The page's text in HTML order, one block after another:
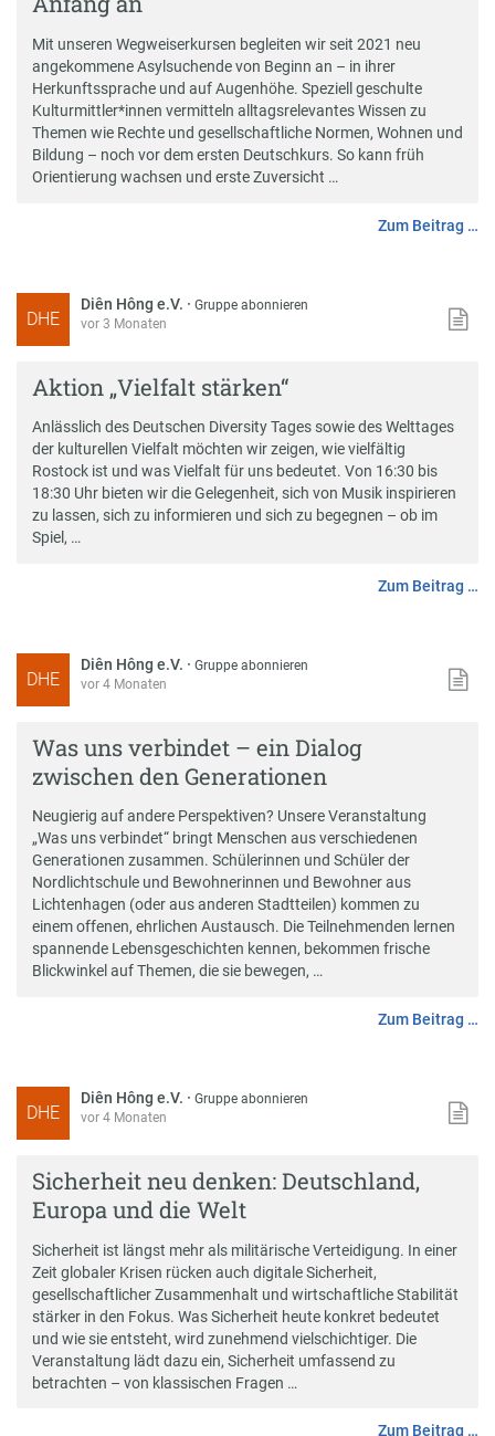
Mit unseren Wegweiserkursen begleiten wir seit 2021 neu
angekommene Asylsuchende von Beginn an – in ihrer
Herkunftssprache und auf Augenhöhe. Speziell geschulte
Kulturmittler*innen vermitteln alltagsrelevantes Wissen zu
Themen wie Rechte und gesellschaftliche Normen, Wohnen und
Bildung – noch vor dem ersten Deutschkurs. So kann früh
Orientierung wachsen und erste Zuversicht …
Zum Beitrag …
DHE
Diên Hông e.V. ·Gruppe abonnieren
vor 3 Monaten
Aktion „Vielfalt stärken“
Anlässlich des Deutschen Diversity Tages sowie des Welttages
der kulturellen Vielfalt möchten wir zeigen, wie vielfältig
Rostock ist und was Vielfalt für uns bedeutet. Von 16:30 bis
18:30 Uhr bieten wir die Gelegenheit, sich von Musik inspirieren
zu lassen, sich zu informieren und sich zu begegnen – ob im
Spiel, …
Zum Beitrag …
DHE
Diên Hông e.V. ·Gruppe abonnieren
vor 4 Monaten
Was uns verbindet – ein Dialog
zwischen den Generationen
Neugierig auf andere Perspektiven? Unsere Veranstaltung
„Was uns verbindet“ bringt Menschen aus verschiedenen
Generationen zusammen. Schülerinnen und Schüler der
Nordlichtschule und Bewohnerinnen und Bewohner aus
Lichtenhagen (oder aus anderen Stadtteilen) kommen zu
einem offenen, ehrlichen Austausch. Die Teilnehmenden lernen
spannende Lebensgeschichten kennen, bekommen frische
Blickwinkel auf Themen, die sie bewegen, …
Zum Beitrag …
DHE
Diên Hông e.V. ·Gruppe abonnieren
vor 4 Monaten
Sicherheit neu denken: Deutschland,
Europa und die Welt
Sicherheit ist längst mehr als militärische Verteidigung. In einer
Zeit globaler Krisen rücken auch digitale Sicherheit,
gesellschaftlicher Zusammenhalt und wirtschaftliche Stabilität
stärker in den Fokus. Was Sicherheit heute konkret bedeutet
und wie sie entsteht, wird zunehmend vielschichtiger. Die
Veranstaltung lädt dazu ein, Sicherheit umfassend zu
betrachten – von klassischen Fragen …
Zum Beitrag …